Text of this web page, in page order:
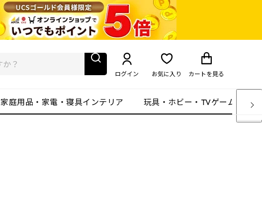
ログイン お気に入り カート を見る
家庭用品・家電・寝具インテリア 玩具・ホビー・TVゲーム